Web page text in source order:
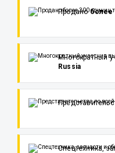
Проданоболее
Многократный
Russia
Спецтехника,